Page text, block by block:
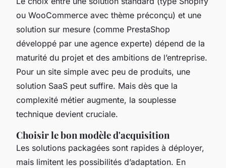
ou WooCommerce avec thème préconçu) et une
solution sur mesure (comme PrestaShop
développé par une agence experte) dépend de la
maturité du projet et des ambitions de l’entreprise.
Pour un site simple avec peu de produits, une
solution SaaS peut suffire. Mais dès que la
complexité métier augmente, la souplesse
technique devient cruciale.
Choisir le bon modèle d'acquisition
Les solutions packagées sont rapides à déployer,
mais limitent les possibilités d’adaptation. En